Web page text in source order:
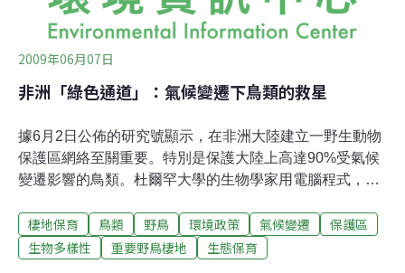
2009年06月07日
非洲「綠色通道」：氣候變遷下鳥類的救星
據6月2日公佈的研究號顯示，在非洲大陸建立一野生動物
保護區網絡至關重要。特別是保護大陸上高達90%受氣候
變遷影響的鳥類。杜爾罕大學的生物學家用電腦程式，模
保護區網點内受保護鳥類的影響。並稱以上地區作「重要
野鳥棲地。」這項研究證明，非洲的立法者肩負保護科學
棲地保育 鳥類 野鳥 環境政策 氣候變遷
保護區
生物多樣性
重要野鳥棲地 生態保育